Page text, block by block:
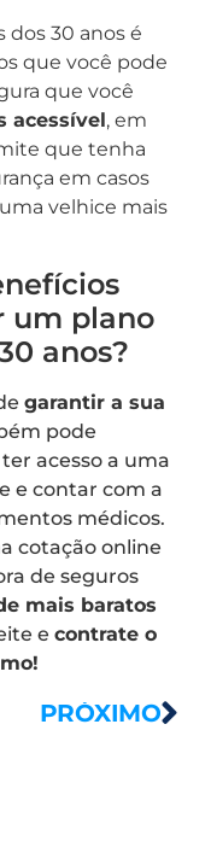
dos 30 anos é
que você pode
que você
acessível, em
que tenha
em casos
velhice mais
um plano
anos?
garantir a sua
pode
acesso a uma
e contar com a
médicos.
cotação online
de seguros
mais baratos
e contrate o
PRÓXIMO